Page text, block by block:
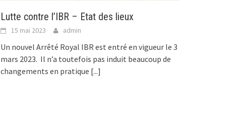
Lutte contre l’IBR – Etat des lieux
15 mai 2023 admin
Un nouvel Arrêté Royal IBR est entré en vigueur le 3
mars 2023. Il n’a toutefois pas induit beaucoup de
changements en pratique [...]